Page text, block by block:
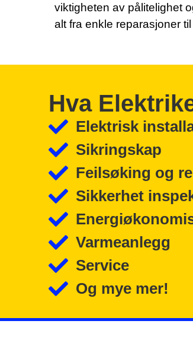
viktigheten av pålitelighet
alt fra enkle reparasjoner
Hva
Elektrisk
Sikringskap
Feilsøking og
Sikkerhet
Varmeanlegg
Service
Og mye mer!